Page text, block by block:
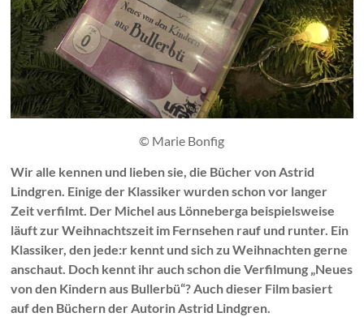
© Marie Bonfig
Wir alle kennen und lieben sie, die Bücher von Astrid
Lindgren. Einige der Klassiker wurden schon vor langer
Zeit verfilmt. Der Michel aus Lönneberga beispielsweise
läuft zur Weihnachtszeit im Fernsehen rauf und runter. Ein
Klassiker, den jede:r kennt und sich zu Weihnachten gerne
anschaut. Doch kennt ihr auch schon die Verfilmung „Neues
von den Kindern aus Bullerbü“? Auch dieser Film basiert
auf den Büchern der Autorin Astrid Lindgren.